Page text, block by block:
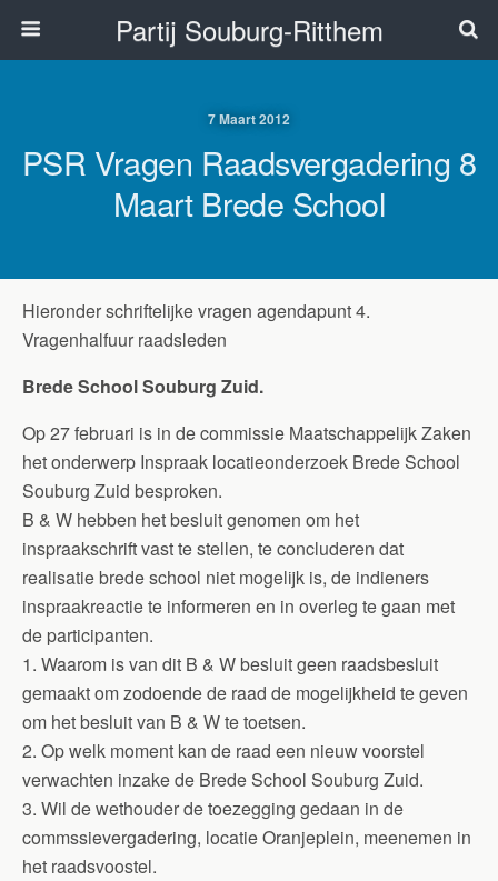
Partij Souburg-Ritthem
7 Maart 2012
PSR Vragen Raadsvergadering 8
Maart Brede School
Hieronder schriftelijke vragen agendapunt 4.
Vragenhalfuur raadsleden
Brede School Souburg Zuid.
Op 27 februari is in de commissie Maatschappelijk Zaken
het onderwerp Inspraak locatieonderzoek Brede School
Souburg Zuid besproken.
B & W hebben het besluit genomen om het
inspraakschrift vast te stellen, te concluderen dat
realisatie brede school niet mogelijk is, de indieners
inspraakreactie te informeren en in overleg te gaan met
de participanten.
1. Waarom is van dit B & W besluit geen raadsbesluit
gemaakt om zodoende de raad de mogelijkheid te geven
om het besluit van B & W te toetsen.
2. Op welk moment kan de raad een nieuw voorstel
verwachten inzake de Brede School Souburg Zuid.
3. Wil de wethouder de toezegging gedaan in de
commssievergadering, locatie Oranjeplein, meenemen in
het raadsvoostel.